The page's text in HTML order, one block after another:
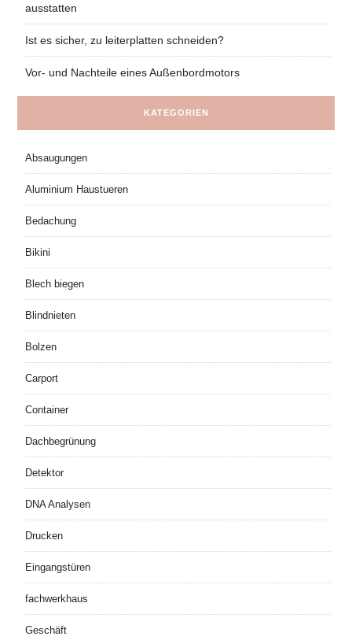
ausstatten
Ist es sicher, zu leiterplatten schneiden?
Vor- und Nachteile eines Außenbordmotors
KATEGORIEN
Absaugungen
Aluminium Haustueren
Bedachung
Bikini
Blech biegen
Blindnieten
Bolzen
Carport
Container
Dachbegrünung
Detektor
DNA Analysen
Drucken
Eingangstüren
fachwerkhaus
Geschäft